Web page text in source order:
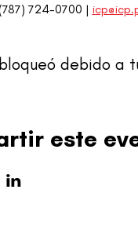
724-0700 |
debido a
este